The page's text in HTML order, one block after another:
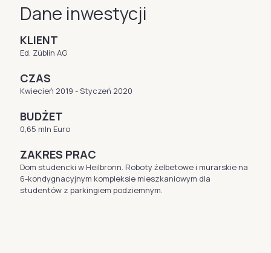
Dane inwestycji
KLIENT
Ed. Züblin AG
CZAS
Kwiecień 2019 - Styczeń 2020
BUDŻET
0,65 mln Euro
ZAKRES PRAC
Dom studencki w Heilbronn. Roboty żelbetowe i murarskie na
6-kondygnacyjnym kompleksie mieszkaniowym dla
studentów z parkingiem podziemnym.